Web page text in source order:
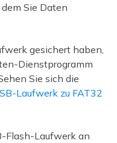
Sie Daten
gesichert haben,
Dienstprogramm
Sie sich die
Laufwerk zu FAT32
Flash-Laufwerk an